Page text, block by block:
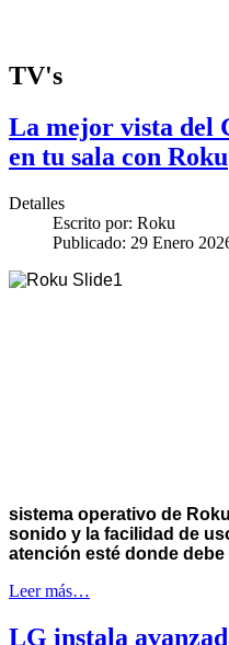
TV's
La mejor vista del
en tu sala con Roku
Detalles
Escrito por: Roku
Publicado: 29 Enero
sistema operativo de
sonido y la facilidad de
atención esté donde
Leer más…
LG instala